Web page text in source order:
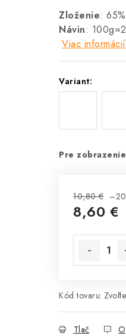
Zloženie:
Návin:
Viac informácií
Variant:
Pre
10,80 €
8,60 €
Kód tovaru:
Tlač